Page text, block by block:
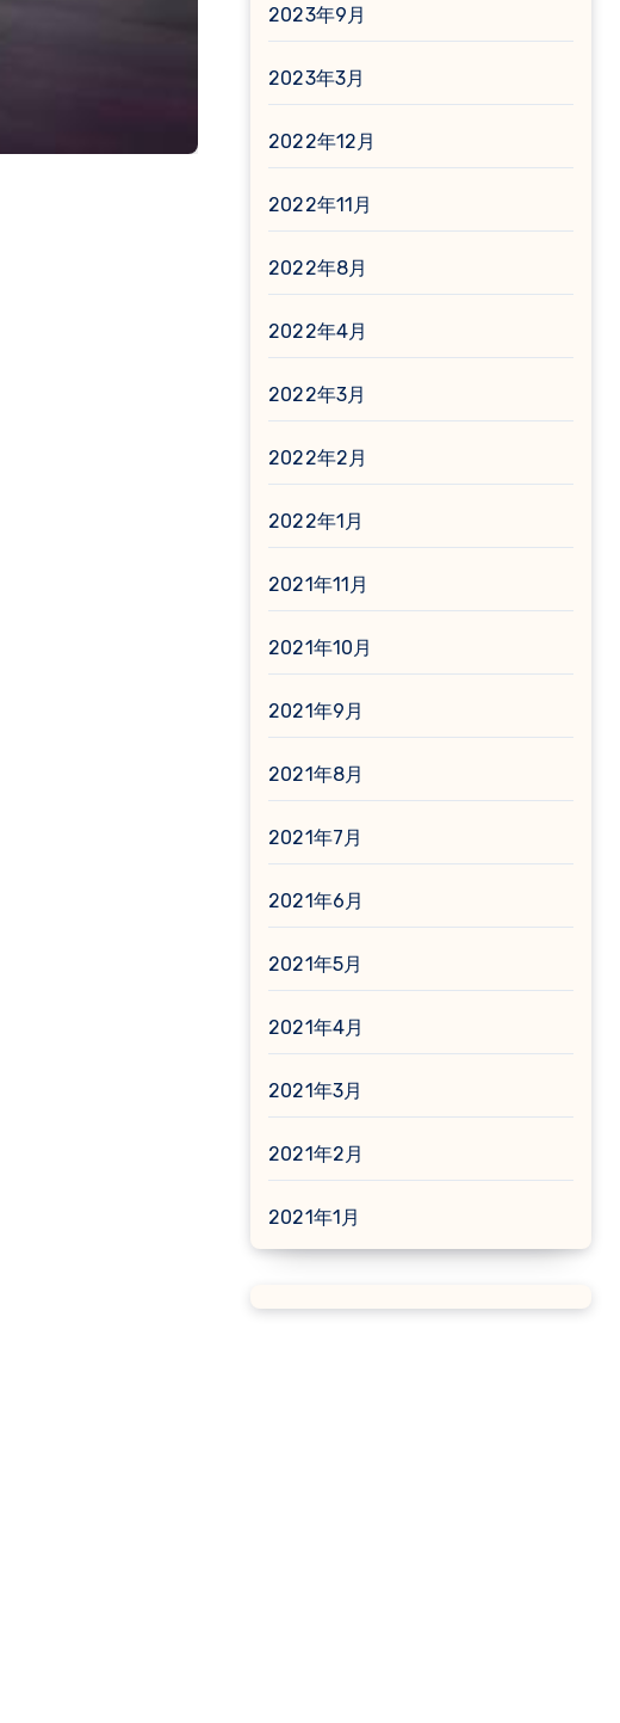
2023年9月
2023年3月
2022年12月
2022年11月
2022年8月
2022年4月
2022年3月
2022年2月
2022年1月
2021年11月
2021年10月
2021年9月
2021年8月
2021年7月
2021年6月
2021年5月
2021年4月
2021年3月
2021年2月
2021年1月